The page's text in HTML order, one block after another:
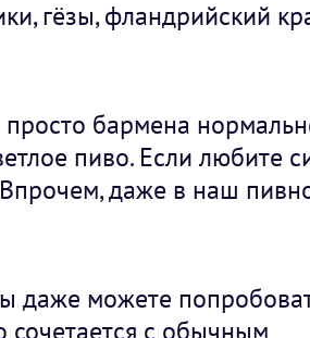
гёзы, фландрийский
бармена
пиво. Если любите
Впрочем, даже в наш
даже можете
сочетается с обычным